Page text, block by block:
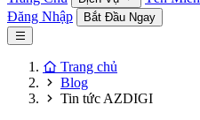
Đăng Nhập Bắt Đầu Ngay
Trang chủ
Blog
Tin tức AZDIGI